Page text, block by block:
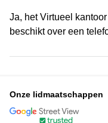
Ja, het Virtueel
beschikt over een
Onze lidmaatschappen